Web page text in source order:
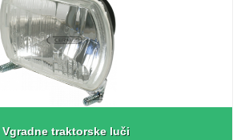
Vgradne traktorske luči